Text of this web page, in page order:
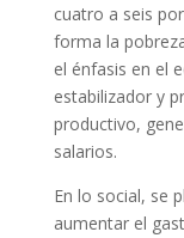
cuatro a seis
forma la
el énfasis en el
estabilizador y
productivo,
salarios.
En lo social, se
aumentar el